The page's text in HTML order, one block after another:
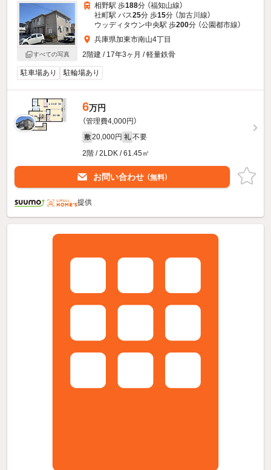
すべての写真
相野駅 歩188分 （福知山線）
社町駅 バス25分 歩15分 （加古川線）
ウッディタウン中央駅 歩200分 （公園都市線）
兵庫県加東市南山4丁目
2階建 / 17年3ヶ月 / 軽量鉄骨
駐車場あり 駐輪場あり
6万円
（管理費4,000円）
敷 20,000円 礼 不要
2階 / 2LDK / 61.45㎡
お問い合わせ （無料）
提供